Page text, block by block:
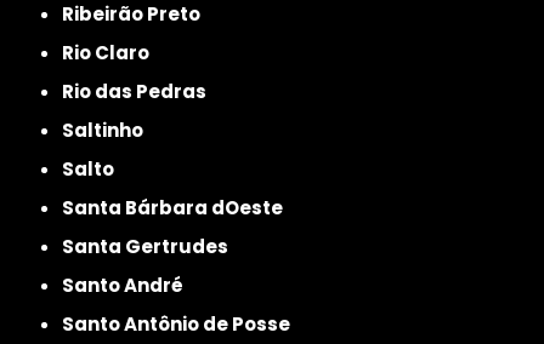
Ribeirão Preto
Rio Claro
Rio das Pedras
Saltinho
Salto
Santa Bárbara dOeste
Santa Gertrudes
Santo André
Santo Antônio de Posse